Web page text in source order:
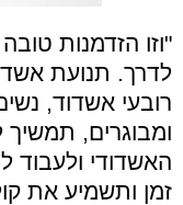
"וזו הזדמנות
לדרך. תנועת
רובעי אשדוד,
ומבוגרים,
האשדודי ולעבוד
זמן ותשמיע את